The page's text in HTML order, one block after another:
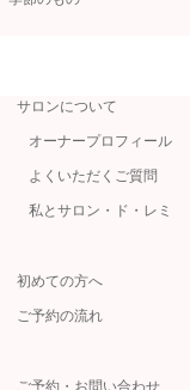
サロンについて
オーナープロフィール
よくいただくご質問
私とサロン・ド・レミ
初めての方へ
ご予約の流れ
ご予約・お問い合わせ